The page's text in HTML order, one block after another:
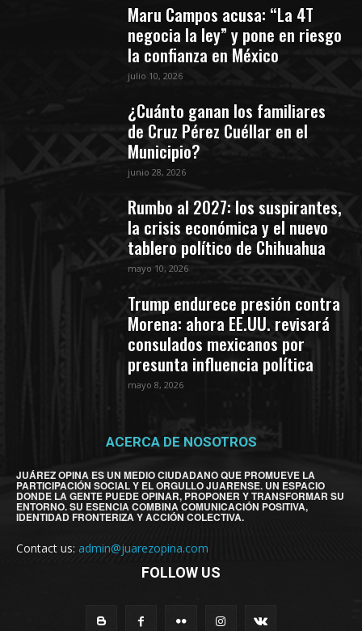
Maru Campos acusa: “La 4T
negocia la ley” y pone en riesgo
la confianza en México
julio 10, 2026
¿Cuánto ganan los familiares
de Cruz Pérez Cuéllar en el
Municipio?
junio 28, 2026
Rumbo al 2027: los suspirantes,
la crisis económica y el nuevo
tablero político de Chihuahua
mayo 10, 2026
Trump endurece presión contra
Morena: ahora EE.UU. revisará
consulados mexicanos por
presunta influencia política
mayo 8, 2026
ACERCA DE NOSOTROS
JUÁREZ OPINA ES UN MEDIO CIUDADANO QUE PROMUEVE LA
PARTICIPACIÓN SOCIAL Y EL ORGULLO JUARENSE. UN ESPACIO
DONDE LA GENTE PUEDE OPINAR, PROPONER Y TRANSFORMAR SU
ENTORNO. SU ESENCIA COMBINA COMUNICACIÓN POSITIVA,
IDENTIDAD FRONTERIZA Y ACCIÓN COLECTIVA.
Contact us: admin@juarezopina.com
FOLLOW US